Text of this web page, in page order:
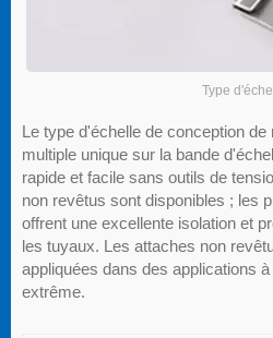
Type
Le type d'échelle de conception
multiple unique sur la bande
rapide et facile sans outils de
non revêtus sont disponibles ; les
offrent une excellente isolation et
les tuyaux. Les attaches non
appliquées dans des applications
extrême.